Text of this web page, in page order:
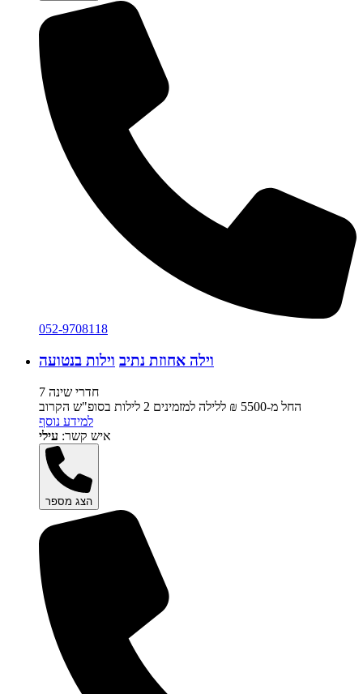
052-9708118
וילה אחוזת נתיב וילות בנטועה
7 חדרי שינה
החל מ-‏5500 ₪ ללילה למזמינים 2 לילות בסופ"ש הקרוב
למידע נוסף
איש קשר: עילי
הצג מספר